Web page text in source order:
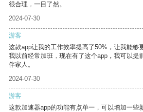
很合理，一目了然。
2024-07-30
游客
这款app让我的工作效率提高了50%，让我能够
我以前经常加班，现在有了这个app，我可以提
伴家人。
2024-07-30
游客
这款加速器app的功能有点单一，可以增加一些